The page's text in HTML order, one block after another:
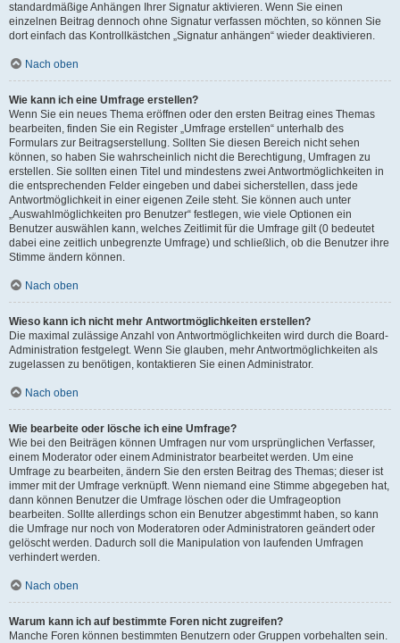
standardmäßige Anhängen Ihrer Signatur aktivieren. Wenn Sie einen
einzelnen Beitrag dennoch ohne Signatur verfassen möchten, so können Sie
dort einfach das Kontrollkästchen „Signatur anhängen“ wieder deaktivieren.
Nach oben
Wie kann ich eine Umfrage erstellen?
Wenn Sie ein neues Thema eröffnen oder den ersten Beitrag eines Themas
bearbeiten, finden Sie ein Register „Umfrage erstellen“ unterhalb des
Formulars zur Beitragserstellung. Sollten Sie diesen Bereich nicht sehen
können, so haben Sie wahrscheinlich nicht die Berechtigung, Umfragen zu
erstellen. Sie sollten einen Titel und mindestens zwei Antwortmöglichkeiten in
die entsprechenden Felder eingeben und dabei sicherstellen, dass jede
Antwortmöglichkeit in einer eigenen Zeile steht. Sie können auch unter
„Auswahlmöglichkeiten pro Benutzer“ festlegen, wie viele Optionen ein
Benutzer auswählen kann, welches Zeitlimit für die Umfrage gilt (0 bedeutet
dabei eine zeitlich unbegrenzte Umfrage) und schließlich, ob die Benutzer ihre
Stimme ändern können.
Nach oben
Wieso kann ich nicht mehr Antwortmöglichkeiten erstellen?
Die maximal zulässige Anzahl von Antwortmöglichkeiten wird durch die Board-
Administration festgelegt. Wenn Sie glauben, mehr Antwortmöglichkeiten als
zugelassen zu benötigen, kontaktieren Sie einen Administrator.
Nach oben
Wie bearbeite oder lösche ich eine Umfrage?
Wie bei den Beiträgen können Umfragen nur vom ursprünglichen Verfasser,
einem Moderator oder einem Administrator bearbeitet werden. Um eine
Umfrage zu bearbeiten, ändern Sie den ersten Beitrag des Themas; dieser ist
immer mit der Umfrage verknüpft. Wenn niemand eine Stimme abgegeben hat,
dann können Benutzer die Umfrage löschen oder die Umfrageoption
bearbeiten. Sollte allerdings schon ein Benutzer abgestimmt haben, so kann
die Umfrage nur noch von Moderatoren oder Administratoren geändert oder
gelöscht werden. Dadurch soll die Manipulation von laufenden Umfragen
verhindert werden.
Nach oben
Warum kann ich auf bestimmte Foren nicht zugreifen?
Manche Foren können bestimmten Benutzern oder Gruppen vorbehalten sein.